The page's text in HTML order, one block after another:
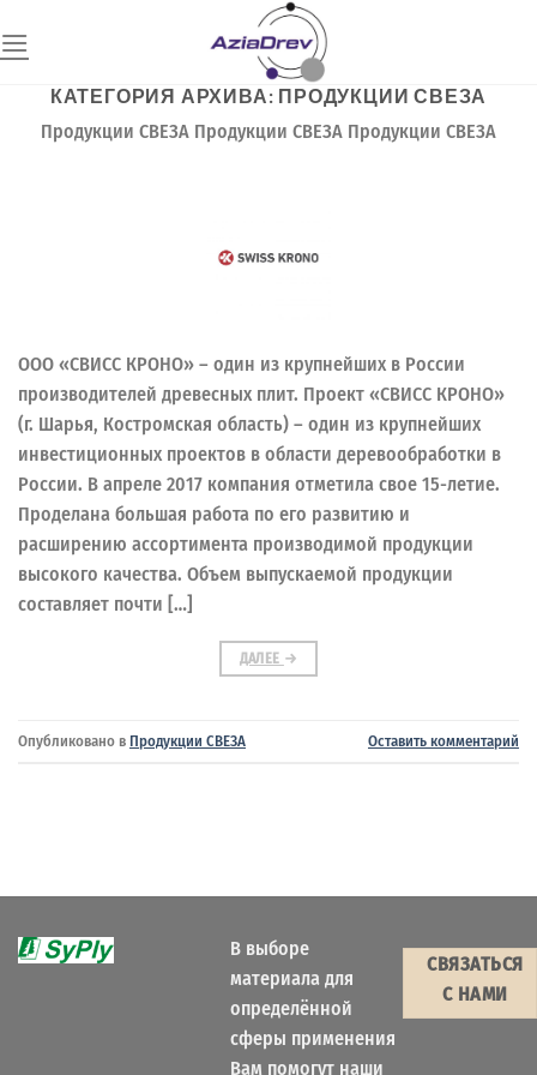
to
КАТЕГОРИЯ АРХИВА: ПРОДУКЦИИ СВЕЗА
Продукции СВЕЗА Продукции СВЕЗА Продукции СВЕЗА
ООО «СВИСС КРОНО» – один из крупнейших в России
производителей древесных плит. Проект «СВИСС КРОНО»
(г. Шарья, Костромская область) – один из крупнейших
инвестиционных проектов в области деревообработки в
России. В апреле 2017 компания отметила свое 15-летие.
Проделана большая работа по его развитию и
расширению ассортимента производимой продукции
высокого качества. Объем выпускаемой продукции
составляет почти […]
ДАЛЕЕ →
Опубликовано в Продукции СВЕЗА Оставить комментарий
В выборе
материала для
определённой
сферы применения
Вам помогут наши
СВЯЗАТЬСЯ
С НАМИ